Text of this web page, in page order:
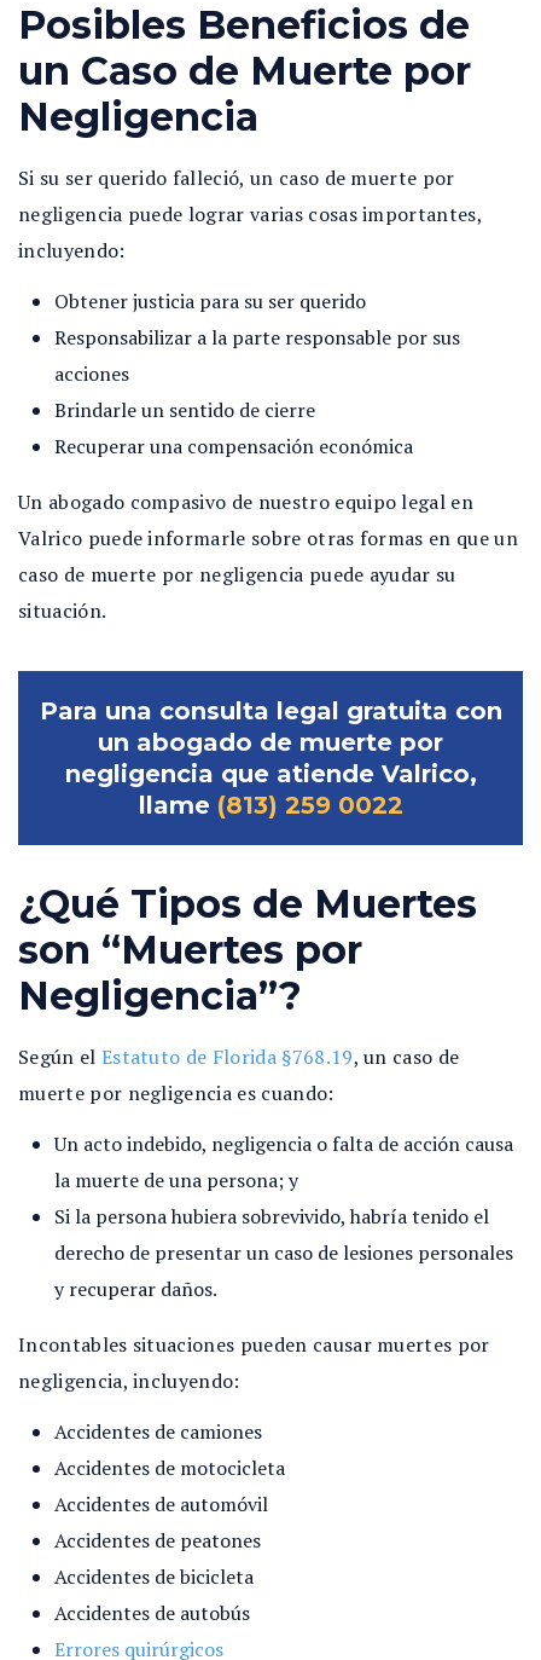
Posibles Beneficios de
un Caso de Muerte por
Negligencia
Si su ser querido falleció, un caso de muerte por
negligencia puede lograr varias cosas importantes,
incluyendo:
Obtener justicia para su ser querido
Responsabilizar a la parte responsable por sus
acciones
Brindarle un sentido de cierre
Recuperar una compensación económica
Un abogado compasivo de nuestro equipo legal en
Valrico puede informarle sobre otras formas en que un
caso de muerte por negligencia puede ayudar su
situación.
Para una consulta legal gratuita con
un abogado de muerte por
negligencia que atiende Valrico,
llame (813) 259 0022
¿Qué Tipos de Muertes
son “Muertes por
Negligencia”?
Según el Estatuto de Florida §768.19, un caso de
muerte por negligencia es cuando:
Un acto indebido, negligencia o falta de acción causa
la muerte de una persona; y
Si la persona hubiera sobrevivido, habría tenido el
derecho de presentar un caso de lesiones personales
y recuperar daños.
Incontables situaciones pueden causar muertes por
negligencia, incluyendo:
Accidentes de camiones
Accidentes de motocicleta
Accidentes de automóvil
Accidentes de peatones
Accidentes de bicicleta
Accidentes de autobús
Errores quirúrgicos